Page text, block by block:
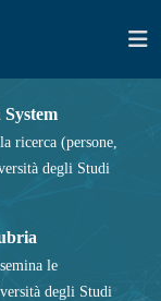
ricerca (persone,
degli Studi
le
degli Studi